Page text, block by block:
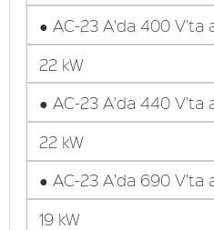
● AC-23 A'da 400 V'ta
22 kW
● AC-23 A'da 440 V'ta
22 kW
● AC-23 A'da 690 V'ta
19 kW